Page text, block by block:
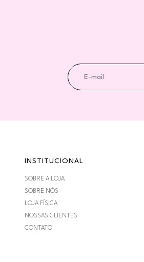
INSTITUCIONAL
SOBRE A LOJA
SOBRE NÓS
LOJA FÍSICA
NOSSAS CLIENTES
CONTATO